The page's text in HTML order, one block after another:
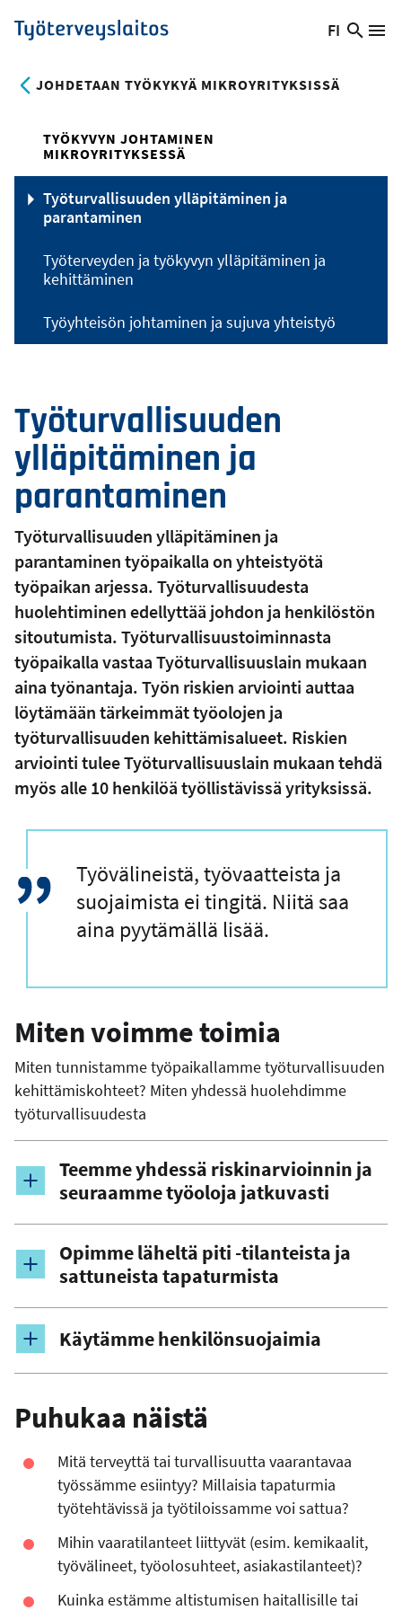
Hyppää
pääsisältöön
Työterveyslaitos
Vaihda
nykyinen
kieli:
FI
Hae
JOHDETAAN TYÖKYKYÄ MIKROYRITYKSISSÄ
Työturvallisuuden
ylläpitäminen ja
parantaminen
Työturvallisuuden ylläpitäminen ja
parantaminen työpaikalla on yhteistyötä
työpaikan arjessa. Työturvallisuudesta
huolehtiminen edellyttää johdon ja henkilöstön
sitoutumista. Työturvallisuustoiminnasta
työpaikalla vastaa Työturvallisuuslain mukaan
aina työnantaja. Työn riskien arviointi auttaa
löytämään tärkeimmät työolojen ja
työturvallisuuden kehittämisalueet. Riskien
arviointi tulee Työturvallisuuslain mukaan tehdä
myös alle 10 henkilöä työllistävissä yrityksissä.
L
a
i
a
s
Työvälineistä, työvaatteista ja
suojaimista ei tingitä. Niitä saa
aina pyytämällä lisää.
Miten voimme toimia
Miten tunnistamme työpaikallamme työturvallisuuden
kehittämiskohteet? Miten yhdessä huolehdimme
työturvallisuudesta
Teemme yhdessä riskinarvioinnin ja
seuraamme työoloja jatkuvasti
Opimme läheltä piti -tilanteista ja
sattuneista tapaturmista
Käytämme henkilönsuojaimia
Puhukaa näistä
Mitä terveyttä tai turvallisuutta vaarantavaa
työssämme esiintyy? Millaisia tapaturmia
työtehtävissä ja työtiloissamme voi sattua?
Mihin vaaratilanteet liittyvät (esim. kemikaalit,
työvälineet, työolosuhteet, asiakastilanteet)?
Kuinka estämme altistumisen haitallisille tai
TYÖKYVYN JOHTAMINEN
MIKROYRITYKSESSÄ
Työturvallisuuden ylläpitäminen ja
parantaminen
Työterveyden ja työkyvyn ylläpitäminen ja
kehittäminen
Työyhteisön johtaminen ja sujuva yhteistyö